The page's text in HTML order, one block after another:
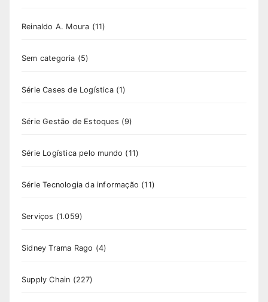
Reinaldo A. Moura (11)
Sem categoria (5)
Série Cases de Logística(1)
Série Gestão de Estoques (9)
Série Logística pelo mundo (11)
Série Tecnologia da informação (11)
Serviços (1.059)
Sidney Trama Rago (4)
Supply Chain (227)